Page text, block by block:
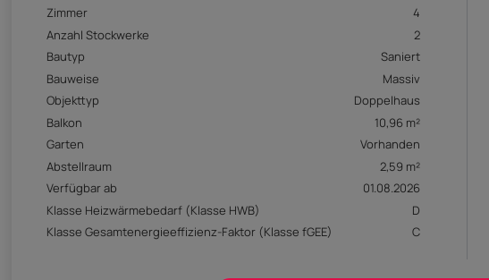
Zimmer
4
Anzahl Stockwerke
2
Bautyp
Saniert
Bauweise
Massiv
Objekttyp
Doppelhaus
Balkon
10,96 m²
Garten
Vorhanden
Abstellraum
2,59 m²
Verfügbar ab
01.08.2026
Klasse Heizwärmebedarf (Klasse HWB)
D
Klasse Gesamtenergieeffizienz-Faktor (Klasse fGEE)
C